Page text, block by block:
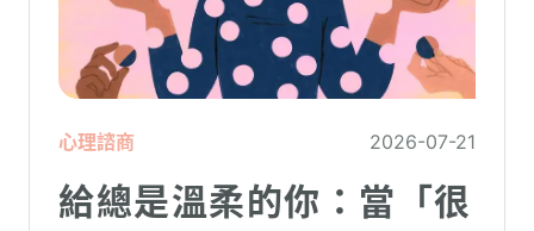
心理諮商 2026-07-21
給總是溫柔的你：當「很